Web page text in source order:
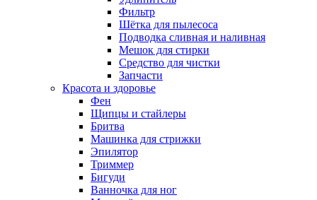
Фильтр
Шётка для пылесоса
Подводка сливная и наливная
Мешок для стирки
Средство для чистки
Запчасти
Красота и здоровье
Фен
Щипцы и стайлеры
Бритва
Машинка для стрижки
Эпилятор
Триммер
Бигуди
Ванночка для ног